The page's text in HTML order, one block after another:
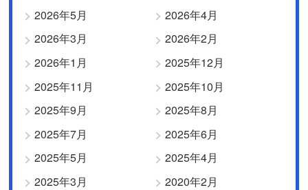
2026年5月
2026年4月
2026年3月
2026年2月
2026年1月
2025年12月
2025年11月
2025年10月
2025年9月
2025年8月
2025年7月
2025年6月
2025年5月
2025年4月
2025年3月
2020年2月